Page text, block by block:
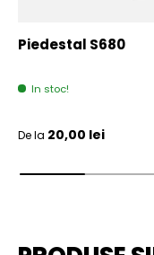
Piedestal S680
In stoc!
Pret initial
De la 20,00 lei